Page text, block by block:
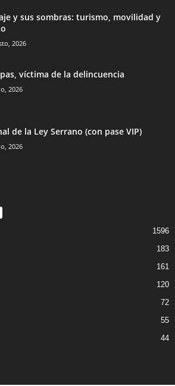
y sus sombras: turismo, movilidad y
2026
víctima de la delincuencia
2026
de la Ley Serrano (con pase VIP)
2026
1596
183
161
120
72
55
44